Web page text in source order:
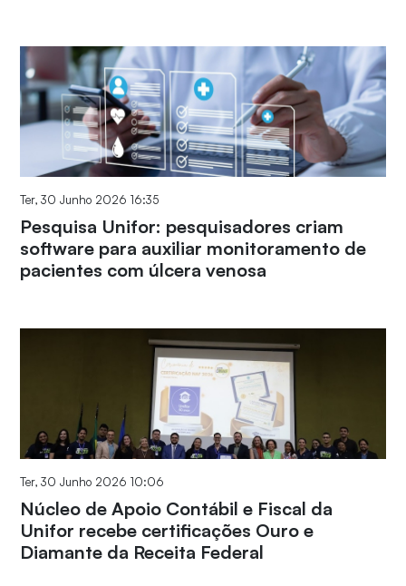
Ter, 30 Junho 2026 16:35
Pesquisa Unifor: pesquisadores criam
software para auxiliar monitoramento de
pacientes com úlcera venosa
Ter, 30 Junho 2026 10:06
Núcleo de Apoio Contábil e Fiscal da
Unifor recebe certificações Ouro e
Diamante da Receita Federal